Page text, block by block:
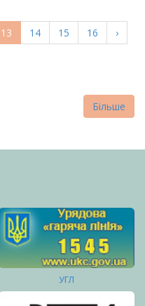
Поточна
сторінка
13 Page
14 Page
15 Page
16
›
Більше
УГЛ